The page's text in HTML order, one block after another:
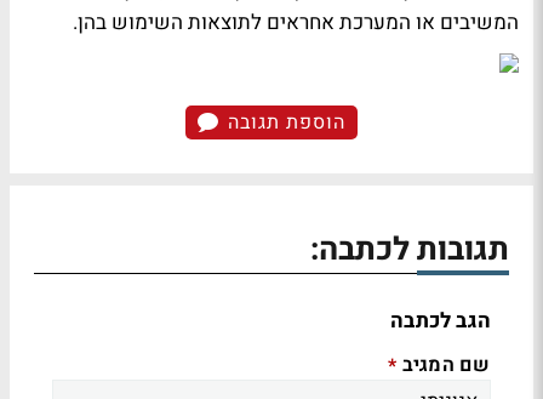
המשיבים או המערכת אחראים לתוצאות השימוש בהן.
הוספת תגובה
תגובות לכתבה:
הגב לכתבה
שם המגיב *